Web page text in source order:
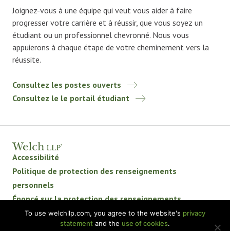
Joignez-vous à une équipe qui veut vous aider à faire
progresser votre carrière et à réussir, que vous soyez un
étudiant ou un professionnel chevronné. Nous vous
appuierons à chaque étape de votre cheminement vers la
réussite.
Consultez les postes ouverts
Consultez le le portail étudiant
Accessibilité
Politique de protection des renseignements
personnels
Énoncé sur la protection des renseignements
personnels
Avis de non-responsabilité
BKR International
To use welchllp.com, you agree to the website's privacy
statement and the use of cookies.